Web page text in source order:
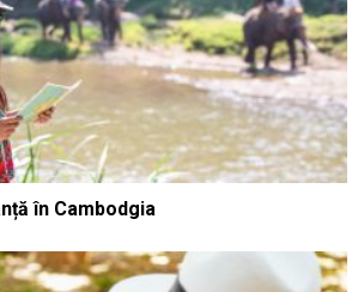
în Cambodgia